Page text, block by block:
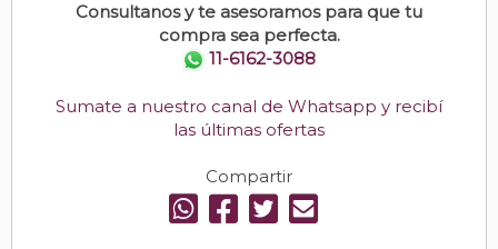
Consultanos y te asesoramos para que tu
compra sea perfecta.
11-6162-3088
Sumate a nuestro canal de Whatsapp y recibí
las últimas ofertas
Compartir